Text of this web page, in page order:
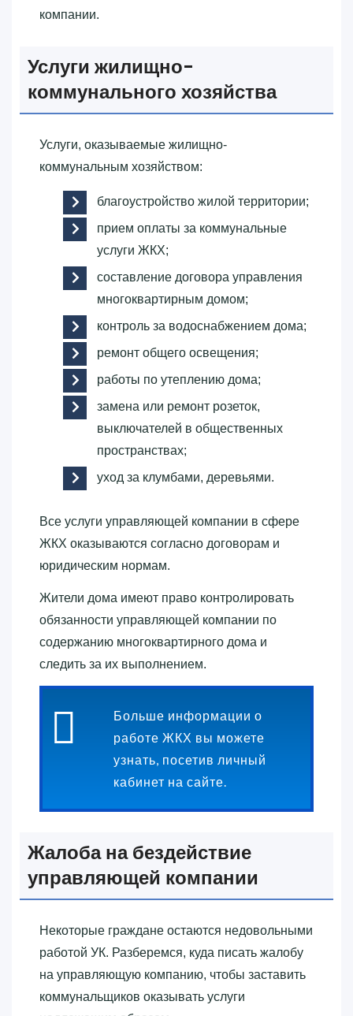
компании.
Услуги жилищно-
коммунального хозяйства
Услуги, оказываемые жилищно-
коммунальным хозяйством:
благоустройство жилой территории;
прием оплаты за коммунальные
услуги ЖКХ;
составление договора управления
многоквартирным домом;
контроль за водоснабжением дома;
ремонт общего освещения;
работы по утеплению дома;
замена или ремонт розеток,
выключателей в общественных
пространствах;
уход за клумбами, деревьями.
Все услуги управляющей компании в сфере
ЖКХ оказываются согласно договорам и
юридическим нормам.
Жители дома имеют право контролировать
обязанности управляющей компании по
содержанию многоквартирного дома и
следить за их выполнением.
Больше информации о
работе ЖКХ вы можете
узнать, посетив личный
кабинет на сайте.
Жалоба на бездействие
управляющей компании
Некоторые граждане остаются недовольными
работой УК. Разберемся, куда писать жалобу
на управляющую компанию, чтобы заставить
коммунальщиков оказывать услуги